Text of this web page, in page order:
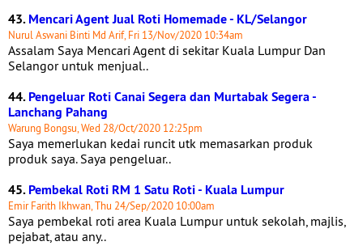
43.Mencari Agent Jual Roti Homemade - KL/Selangor
Nurul Aswani Binti Md Arif, Fri 13/Nov/2020 10:34am
Assalam Saya Mencari Agent di sekitar Kuala Lumpur Dan
Selangor untuk menjual..
44.Pengeluar Roti Canai Segera dan Murtabak Segera -
Lanchang Pahang
Warung Bongsu, Wed 28/Oct/2020 12:25pm
Saya memerlukan kedai runcit utk memasarkan produk
produk saya. Saya pengeluar..
45.Pembekal Roti RM 1 Satu Roti - Kuala Lumpur
Emir Farith Ikhwan, Thu 24/Sep/2020 10:00am
Saya pembekal roti area Kuala Lumpur untuk sekolah, majlis,
pejabat, atau any..